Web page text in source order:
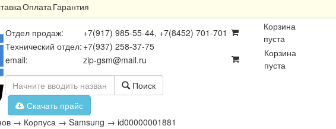
ОплатаГарантия
Отдел продаж:
+7(917) 985-55-44, +7(8452) 701-701
Технический отдел: +7(937) 258-37-75
email:
zip-gsm@mail.ru
Корзина
пуста
Корзина
пуста
Поиск
Скачать прайс
→ Корпуса → Samsung → id00000001881